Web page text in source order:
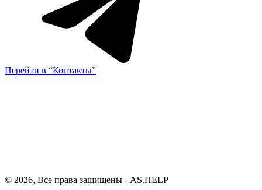
Перейти в “Контакты”
© 2026, Все права защищены - AS.HELP